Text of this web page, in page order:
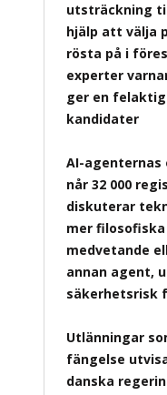
utsträckning
hjälp att välja
rösta på i
experter
ger en
kandidater
AI-agenternas
når 32 000
diskuterar
mer
medvetande
annan agent,
säkerhetsrisk
Utlänningar
fängelse
danska